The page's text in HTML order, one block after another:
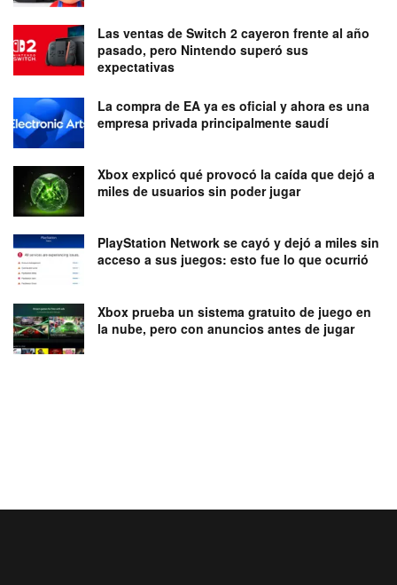
Las ventas de Switch 2 cayeron frente al año
pasado, pero Nintendo superó sus
expectativas
La compra de EA ya es oficial y ahora es una
empresa privada principalmente saudí
Xbox explicó qué provocó la caída que dejó a
miles de usuarios sin poder jugar
PlayStation Network se cayó y dejó a miles sin
acceso a sus juegos: esto fue lo que ocurrió
Xbox prueba un sistema gratuito de juego en
la nube, pero con anuncios antes de jugar